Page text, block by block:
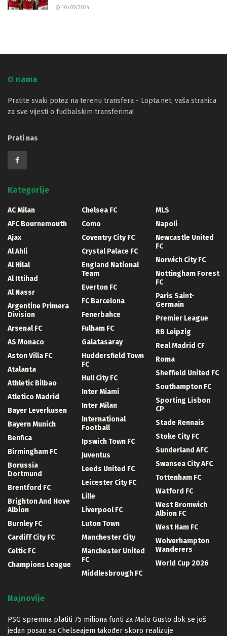
10/09/2024
O nama
Pratite svaki potez na terenu transfera - Lopta.net, vaša stranica
za sve vijesti o fudbalskim transferima!
Prati nas
Kategorije
AC Milan
AFC Bournemouth
Ajax
Al Ahli
Al Hilal
Al Ittihad
Al Nassr
Argentine Primera
Division
Arsenal FC
AS Monaco
Aston Villa FC
Atalanta
Athletic Bilbao
Atletico Madrid
Bayer Leverkusen
Bayern Munich
Benfica
Birmingham FC
Borussia
Dortmund
Brentford FC
Brighton And Hove
Albion
Burnley FC
Cardiff City FC
Celtic FC
Champions League
Chelsea FC
Como
Coventry City FC
Crystal Palace FC
England National
Team
Everton FC
FC Barcelona
Fenerbahce
Fulham FC
Galatasaray
Huddersfield Town
FC
Hull City FC
Inter Miami
Inter Milan
International
Football
Ipswich Town FC
Juventus
Leeds United FC
Leicester City FC
Lille
Liverpool FC
Luton Town
Manchester City
Manchester United
FC
Middlesbrough FC
MLS
Napoli
Newcastle United
FC
Norwich City FC
Nottingham Forest
FC
Paris Saint-
Germain
Premier League
RB Leipzig
Real Madrid CF
Roma
Sheffield United FC
Southampton FC
Sporting Lisbon
CP
Stade Rennais
Stoke City FC
Sunderland AFC
Swansea City AFC
Tottenham FC
Watford FC
West Bromwich
Albion FC
West Ham FC
Wolverhampton
Wanderers
World Cup 2026
Najnovije
PSG spremna platiti 75 miliona funti za Malo Gusto dok se još
jedan posao sa Chelseajem također skoro realizuje